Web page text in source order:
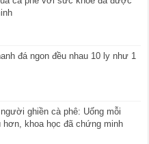
đá ngon đều nhau 10 ly như 1
ghiền cà phê: Uống mỗi
hơn, khoa học đã chứng minh